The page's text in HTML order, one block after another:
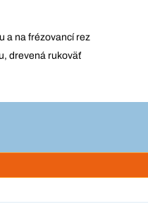
a na frézovancí rez
drevená rukoväť